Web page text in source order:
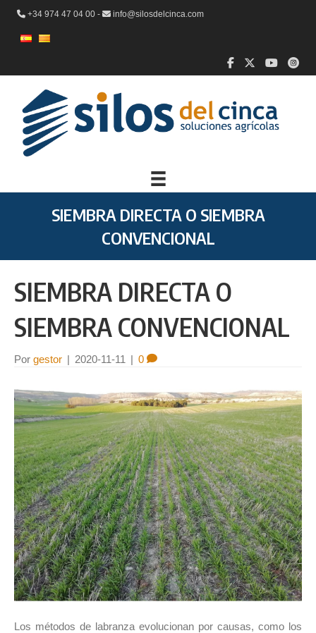
+34 974 47 04 00 - info@silosdelcinca.com
SIEMBRA DIRECTA O SIEMBRA
CONVENCIONAL
SIEMBRA DIRECTA O
SIEMBRA CONVENCIONAL
Por gestor 2020-11-11 0
Los métodos de labranza evolucionan por causas, como los